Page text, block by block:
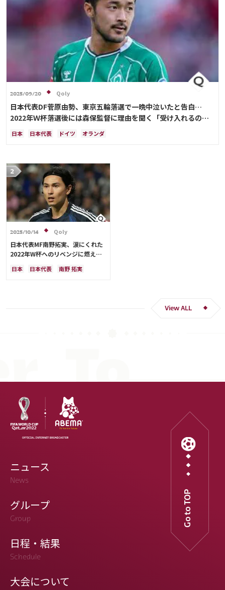
2025/09/20 Qoly
日本代表DF菅原由勢、東京五輪落選で一晩中泣いたと告白…
2022年Ｗ杯落選後には森保監督に理由を聞く「受け入れるのは
難しかった」
日本 日本代表 ドイツ オランダ
2025/10/14 Qoly
日本代表MF南野拓実、涙にくれた
2022年W杯へのリベンジに燃える
ー人生をかけた戦い」
日本 日本代表
南野 拓実
View ALL
ニュース
News
グループ
Group
日程・結果
Schedule
大会について
Go to TOP